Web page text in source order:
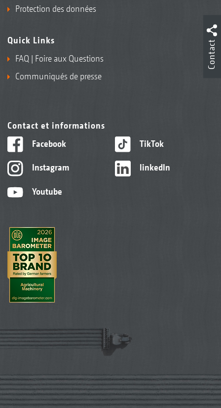
Protection des données
Quick Links
FAQ | Foire aux Questions
Communiqués de presse
Contact et informations
Facebook
Instagram
Youtube
TikTok
linkedIn
Contact